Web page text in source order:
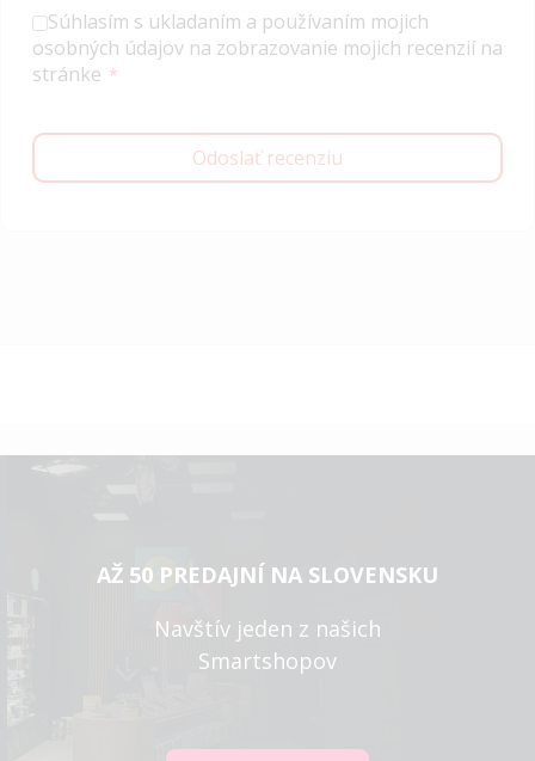
Súhlasím s ukladaním a používaním mojich
osobných údajov na zobrazovanie mojich recenzií na
stránke
Odoslať recenziu
AŽ 50 PREDAJNÍ NA SLOVENSKU
Navštív jeden z našich
Smartshopov